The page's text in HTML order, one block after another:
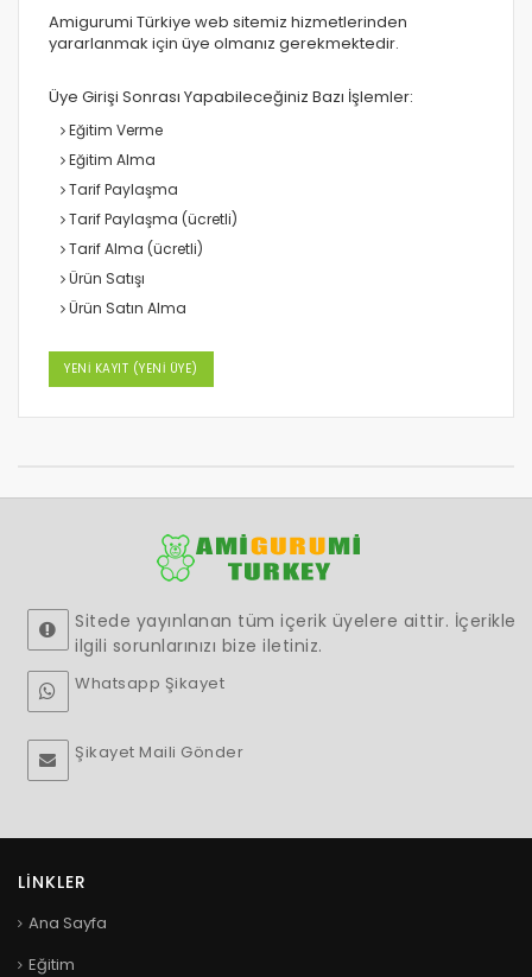
Amigurumi Türkiye web sitemiz hizmetlerinden
yararlanmak için üye olmanız gerekmektedir.
Üye Girişi Sonrası Yapabileceğiniz Bazı İşlemler:
Eğitim Verme
Eğitim Alma
Tarif Paylaşma
Tarif Paylaşma (ücretli)
Tarif Alma (ücretli)
Ürün Satışı
Ürün Satın Alma
YENİ KAYIT (YENİ ÜYE)
Sitede yayınlanan tüm içerik üyelere aittir. İçerikle
ilgili sorunlarınızı bize iletiniz.
Whatsapp Şikayet
Şikayet Maili Gönder
LINKLER
Ana Sayfa
Eğitim